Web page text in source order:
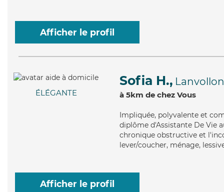
Afficher le profil
ÉLÉGANTE
Sofia H., Lanvollon
à 5km de chez Vous
Impliquée, polyvalente et
diplôme d'Assistante De Vie
chronique obstructive et
lever/coucher, ménage,
Afficher le profil